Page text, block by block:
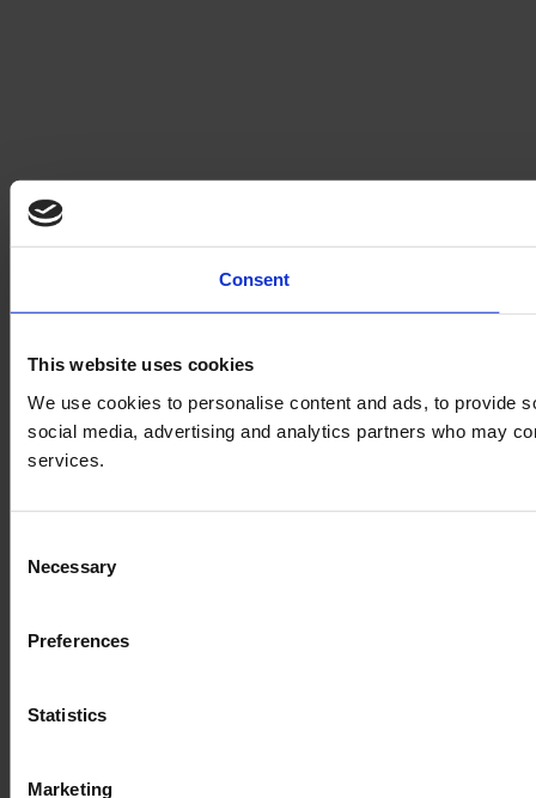
Consent
This website uses cookies
We use cookies to personalise content and ads, to provide
social media, advertising and analytics partners who may
services.
Selection
Necessary
Preferences
Statistics
Marketing